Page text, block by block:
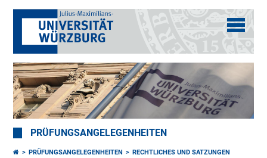
PRÜFUNGSANGELEGENHEITEN
PRÜFUNGSANGELEGENHEITEN
RECHTLICHES UND SATZUNGEN